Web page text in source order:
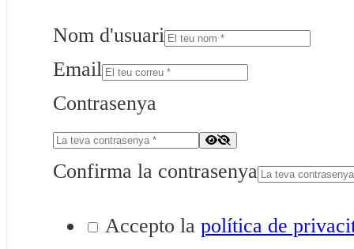
Nom d'usuari
Email
Contrasenya
Confirma la contrasenya
Accepto la política de